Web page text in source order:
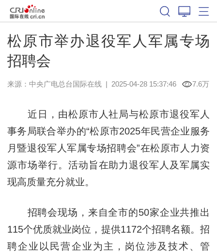
松原市举办退役军人军属专场
招聘会
来源：中央广电总台国际在线| 2025-04-28 15:37:46 7.6万
近日，由松原市人社局与松原市退役军人
事务局联合举办的“松原市2025年民营企业服务
月暨退役军人军属专场招聘会”在松原市人力资
源市场举行。活动旨在助力退役军人及军属实
现高质量充分就业。
招聘会现场，来自全市的50家企业共推出
115个优质就业岗位，提供1172个招聘名额。招
聘企业以民营企业为主，岗位涉及技术、管